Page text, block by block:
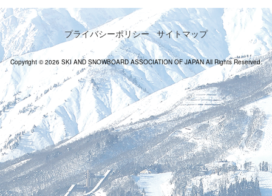
プライバシーポリシー サイトマップ
Copyright © 2026 SKI AND SNOWBOARD ASSOCIATION OF JAPAN All Rights Reserved.